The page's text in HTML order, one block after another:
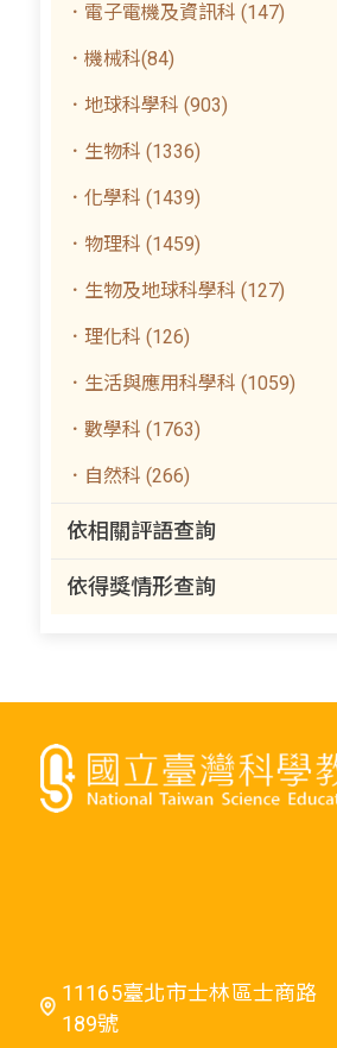
．電子電機及資訊科 (147)
．機械科(84)
．地球科學科 (903)
．生物科 (1336)
．化學科 (1439)
．物理科 (1459)
．生物及地球科學科 (127)
．理化科 (126)
．生活與應用科學科 (1059)
．數學科 (1763)
．自然科 (266)
依相關評語查詢
依得獎情形查詢
11165臺北市士林區士商路
189號